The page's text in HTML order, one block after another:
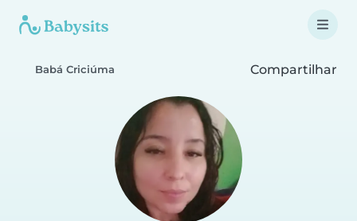
Babá Criciúma Compartilhar